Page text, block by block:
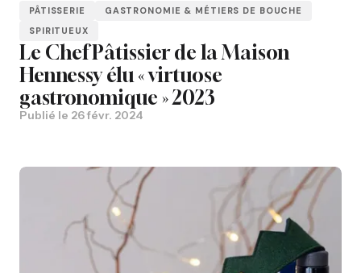
PÂTISSERIE
GASTRONOMIE & MÉTIERS DE BOUCHE
SPIRITUEUX
Le Chef Pâtissier de la Maison
Hennessy élu « virtuose
gastronomique » 2023
Publié le 26 févr. 2024